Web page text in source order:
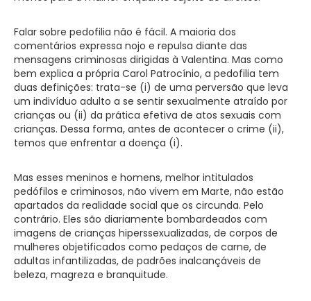
Falar sobre pedofilia não é fácil. A maioria dos
comentários expressa nojo e repulsa diante das
mensagens criminosas dirigidas à Valentina. Mas como
bem explica a própria Carol Patrocínio, a pedofilia tem
duas definições: trata-se (i) de uma perversão que leva
um indivíduo adulto a se sentir sexualmente atraído por
crianças ou (ii) da prática efetiva de atos sexuais com
crianças. Dessa forma, antes de acontecer o crime (ii),
temos que enfrentar a doença (i).
Mas esses meninos e homens, melhor intitulados
pedófilos e criminosos, não vivem em Marte, não estão
apartados da realidade social que os circunda. Pelo
contrário. Eles são diariamente bombardeados com
imagens de crianças hiperssexualizadas, de corpos de
mulheres objetificados como pedaços de carne, de
adultas infantilizadas, de padrões inalcançáveis de
beleza, magreza e branquitude.